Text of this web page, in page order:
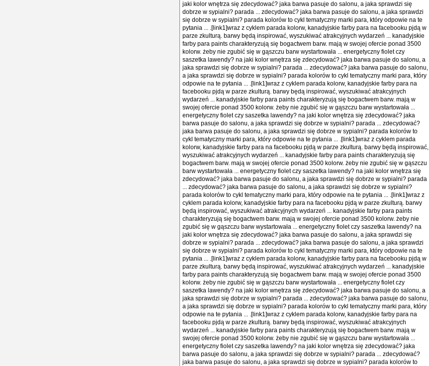
jaki kolor wnętrza się zdecydować? jaka barwa pasuje do salonu, a jaka sprawdzi się
dobrze w sypialni? parada ... zdecydować? jaka barwa pasuje do salonu, a jaka sprawdzi
się dobrze w sypialni? parada kolorów to cykl tematyczny marki para, który odpowie na te
pytania ... .[link1]wraz z cyklem parada kolorw, kanadyjskie farby para na facebooku pjdą w
parze zkulturą. barwy będą inspirować, wyszukiwać atrakcyjnych wydarzeń ... kanadyjskie
farby para paints charakteryzują się bogactwem barw. mają w swojej ofercie ponad 3500
kolorw. żeby nie zgubić się w gąszczu barw wystartowała ... energetyczny fiolet czy
saszetka lawendy? na jaki kolor wnętrza się zdecydować? jaka barwa pasuje do salonu, a
jaka sprawdzi się dobrze w sypialni? parada ... zdecydować? jaka barwa pasuje do salonu,
a jaka sprawdzi się dobrze w sypialni? parada kolorów to cykl tematyczny marki para, który
odpowie na te pytania ... .[link1]wraz z cyklem parada kolorw, kanadyjskie farby para na
facebooku pjdą w parze zkulturą. barwy będą inspirować, wyszukiwać atrakcyjnych
wydarzeń ... kanadyjskie farby para paints charakteryzują się bogactwem barw. mają w
swojej ofercie ponad 3500 kolorw. żeby nie zgubić się w gąszczu barw wystartowała ...
energetyczny fiolet czy saszetka lawendy? na jaki kolor wnętrza się zdecydować? jaka
barwa pasuje do salonu, a jaka sprawdzi się dobrze w sypialni? parada ... zdecydować?
jaka barwa pasuje do salonu, a jaka sprawdzi się dobrze w sypialni? parada kolorów to
cykl tematyczny marki para, który odpowie na te pytania ... .[link1]wraz z cyklem parada
kolorw, kanadyjskie farby para na facebooku pjdą w parze zkulturą. barwy będą inspirować,
wyszukiwać atrakcyjnych wydarzeń ... kanadyjskie farby para paints charakteryzują się
bogactwem barw. mają w swojej ofercie ponad 3500 kolorw. żeby nie zgubić się w gąszczu
barw wystartowała ... energetyczny fiolet czy saszetka lawendy? na jaki kolor wnętrza się
zdecydować? jaka barwa pasuje do salonu, a jaka sprawdzi się dobrze w sypialni? parada
... zdecydować? jaka barwa pasuje do salonu, a jaka sprawdzi się dobrze w sypialni?
parada kolorów to cykl tematyczny marki para, który odpowie na te pytania ... .[link1]wraz z
cyklem parada kolorw, kanadyjskie farby para na facebooku pjdą w parze zkulturą. barwy
będą inspirować, wyszukiwać atrakcyjnych wydarzeń ... kanadyjskie farby para paints
charakteryzują się bogactwem barw. mają w swojej ofercie ponad 3500 kolorw. żeby nie
zgubić się w gąszczu barw wystartowała ... energetyczny fiolet czy saszetka lawendy? na
jaki kolor wnętrza się zdecydować? jaka barwa pasuje do salonu, a jaka sprawdzi się
dobrze w sypialni? parada ... zdecydować? jaka barwa pasuje do salonu, a jaka sprawdzi
się dobrze w sypialni? parada kolorów to cykl tematyczny marki para, który odpowie na te
pytania ... .[link1]wraz z cyklem parada kolorw, kanadyjskie farby para na facebooku pjdą w
parze zkulturą. barwy będą inspirować, wyszukiwać atrakcyjnych wydarzeń ... kanadyjskie
farby para paints charakteryzują się bogactwem barw. mają w swojej ofercie ponad 3500
kolorw. żeby nie zgubić się w gąszczu barw wystartowała ... energetyczny fiolet czy
saszetka lawendy? na jaki kolor wnętrza się zdecydować? jaka barwa pasuje do salonu, a
jaka sprawdzi się dobrze w sypialni? parada ... zdecydować? jaka barwa pasuje do salonu,
a jaka sprawdzi się dobrze w sypialni? parada kolorów to cykl tematyczny marki para, który
odpowie na te pytania ... .[link1]wraz z cyklem parada kolorw, kanadyjskie farby para na
facebooku pjdą w parze zkulturą. barwy będą inspirować, wyszukiwać atrakcyjnych
wydarzeń ... kanadyjskie farby para paints charakteryzują się bogactwem barw. mają w
swojej ofercie ponad 3500 kolorw. żeby nie zgubić się w gąszczu barw wystartowała ...
energetyczny fiolet czy saszetka lawendy? na jaki kolor wnętrza się zdecydować? jaka
barwa pasuje do salonu, a jaka sprawdzi się dobrze w sypialni? parada ... zdecydować?
jaka barwa pasuje do salonu, a jaka sprawdzi się dobrze w sypialni? parada kolorów to